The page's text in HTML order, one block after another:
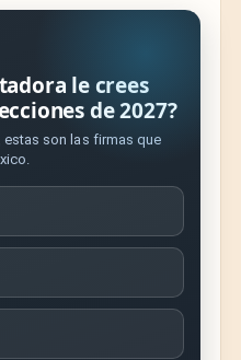
le crees
de 2027?
estas son las firmas que